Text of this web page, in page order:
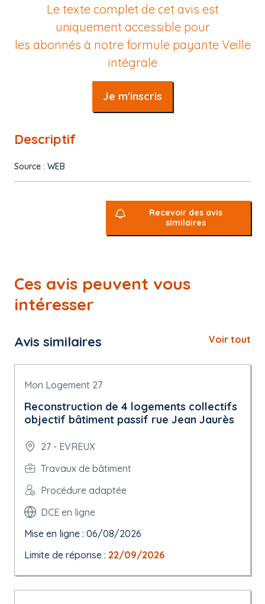
Le texte complet de cet avis est
uniquement accessible pour
les abonnés à notre formule payante Veille
intégrale
Je m'inscris
Descriptif
Source : WEB
Recevoir des avis
similaires
Ces avis peuvent vous
intéresser
Avis similaires Voir tout
Mon Logement 27
Reconstruction de 4 logements collectifs
objectif bâtiment passif rue Jean Jaurès
27 - EVREUX
Travaux de bâtiment
Procédure adaptée
DCE en ligne
Mise en ligne : 06/08/2026
Limite de réponse : 22/09/2026